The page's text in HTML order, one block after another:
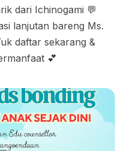
dari Ichinogami 💬
lanjutan bareng Ms.
daftar sekarang &
💕